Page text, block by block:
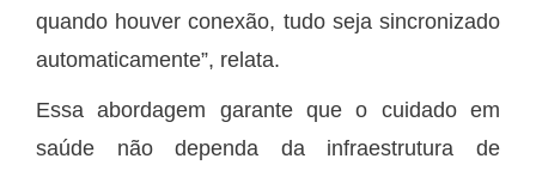
quando houver conexão, tudo seja sincronizado
automaticamente”, relata.
Essa abordagem garante que o cuidado em
saúde não dependa da infraestrutura de